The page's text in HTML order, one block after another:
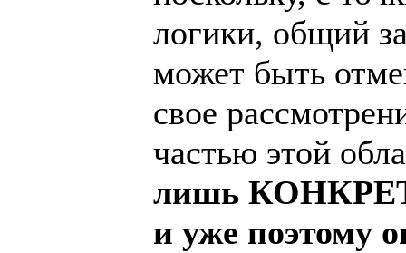
логики, общий
может быть
свое
частью этой
лишь
и уже поэтому